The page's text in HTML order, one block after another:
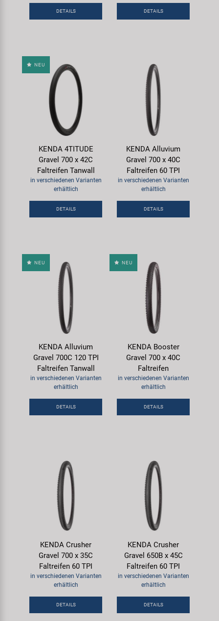
DETAILS DETAILS
NEU
KENDA 4TITUDE
Gravel 700 x 42C
Faltreifen Tanwall
in verschiedenen Varianten
erhältlich
DETAILS
KENDA Alluvium
Gravel 700 x 40C
Faltreifen 60 TPI
in verschiedenen Varianten
erhältlich
DETAILS
NEU
KENDA Alluvium
Gravel 700C 120 TPI
Faltreifen Tanwall
in verschiedenen Varianten
erhältlich
DETAILS
NEU
KENDA Booster
Gravel 700 x 40C
Faltreifen
in verschiedenen Varianten
erhältlich
DETAILS
KENDA Crusher
Gravel 700 x 35C
Faltreifen 60 TPI
in verschiedenen Varianten
erhältlich
DETAILS
KENDA Crusher
Gravel 650B x 45C
Faltreifen 60 TPI
in verschiedenen Varianten
erhältlich
DETAILS